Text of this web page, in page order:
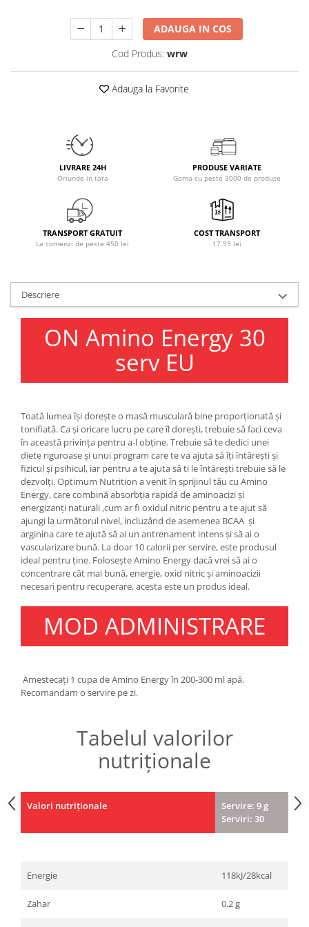
Raw Nutrition
Scivation
Smart Shake
Swanson
Under Armour
Universal
ADAUGA IN COS
Cod Produs: wrw
Adauga la Favorite
LIVRARE 24H
Oriunde in tara
PRODUSE VARIATE
Gama cu peste 3000 de produse
TRANSPORT GRATUIT
La comenzi de peste 450 lei
COST TRANSPORT
17.99 lei
Descriere
ON Amino Energy 30
serv EU
Toată lumea își dorește o masă musculară bine proporționată și
tonifiată. Ca și oricare lucru pe care îl dorești, trebuie să faci ceva
în această privința pentru a-l obține. Trebuie să te dedici unei
diete riguroase și unui program care te va ajuta să îți întărești și
fizicul și psihicul, iar pentru a te ajuta să ti le întărești trebuie să le
dezvolți. Optimum Nutrition a venit în sprijinul tău cu Amino
Energy, care combină absorbția rapidă de aminoacizi și
energizanți naturali ,cum ar fi oxidul nitric pentru a te ajut să
ajungi la următorul nivel, incluzând de asemenea BCAA și
arginina care te ajută să ai un antrenament intens și să ai o
vascularizare bună. La doar 10 calorii per servire, este produsul
ideal pentru ține. Folosește Amino Energy dacă vrei să ai o
concentrare cât mai bună, energie, oxid nitric și aminoacizii
necesari pentru recuperare, acesta este un produs ideal.
MOD ADMINISTRARE
Amestecați 1 cupa de Amino Energy în 200-300 ml apă.
Recomandam o servire pe zi.
Tabelul valorilor
nutriționale
Valori nutriționale
Servire: 9 g
Serviri: 30
Energie 118kJ/28kcal
Zahar 0.2 g